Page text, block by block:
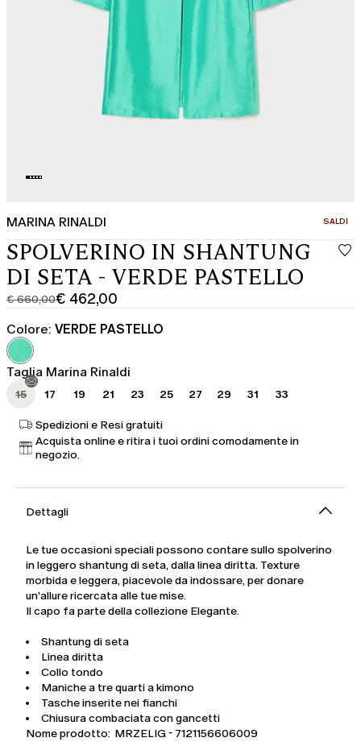
MARINA RINALDI SALDI
SPOLVERINO IN SHANTUNG
DI SETA - VERDE PASTELLO
€ 660,00
Prezzo
originale
€
660,00
€ 462,00
Prezzo
corrente
€
462,00
Colore: VERDE PASTELLO
Taglia Marina Rinaldi
15 17 19 21 23 25 27 29 31 33
Spedizioni e Resi gratuiti
Acquista online e ritira i tuoi ordini comodamente in
negozio.
Dettagli
Le tue occasioni speciali possono contare sullo spolverino
in leggero shantung di seta, dalla linea diritta. Texture
morbida e leggera, piacevole da indossare, per donare
un'allure ricercata alle tue mise.
Il capo fa parte della collezione Elegante.
Shantung di seta
Linea diritta
Collo tondo
Maniche a tre quarti a kimono
Tasche inserite nei fianchi
Chiusura combaciata con gancetti
Nome prodotto: MRZELIG - 7121156606009